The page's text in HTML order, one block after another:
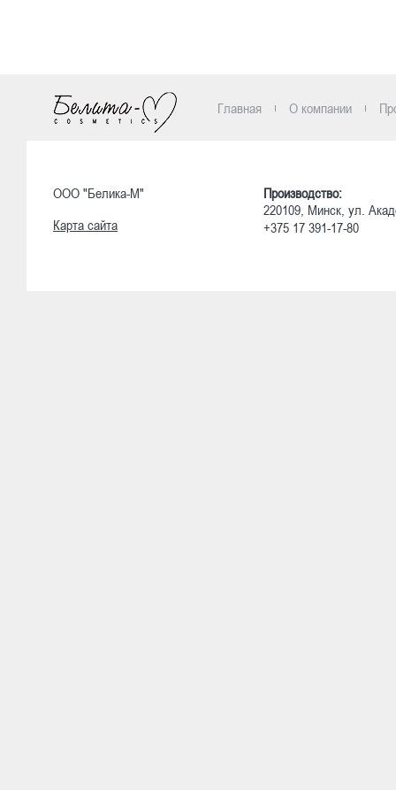
Главная О компании
ООО "Белика-М"
Карта сайта
Производство:
220109, Минск, ул.
+375 17 391-17-80